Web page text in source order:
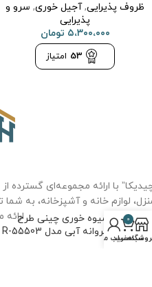
ظروف پذیرایی,آجیل خوری, سرو و
پذیرایی
۵،۳۰۰،۰۰۰ تومان
53 امتیاز
با ارائه مجموعه‌ای
لوازم خانه و آشپزخانه، به
میوه خوری چینی طرح
پروانه آبی مدل R-55503
0
سبد خرید
حساب من